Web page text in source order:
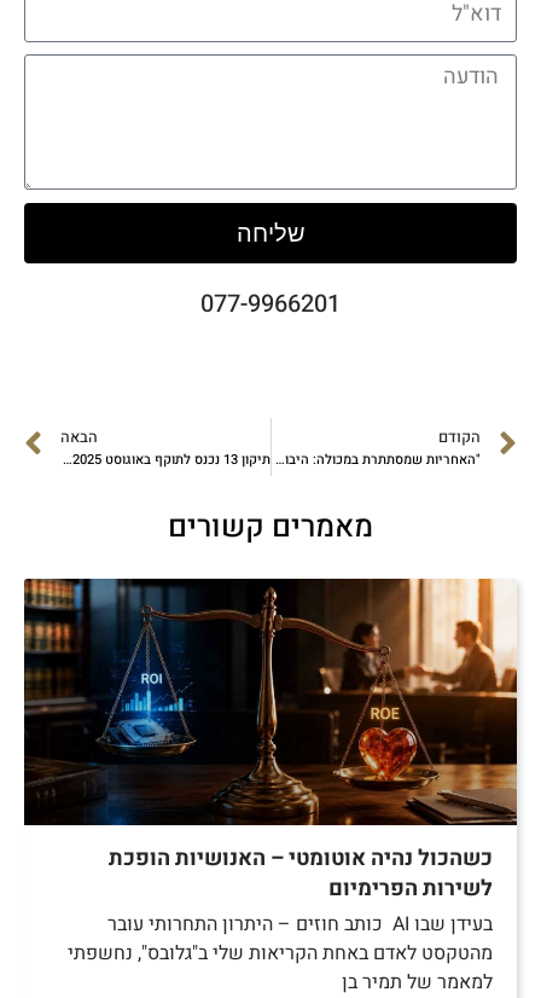
שליחה
077-9966201
הקודם
"האחריות שמסתתרת במכולה: היבואנים תחת עין החוק"
הבאה
תיקון 13 נכנס לתוקף באוגוסט 2025 – האם האתר שלכם מוכן?
מאמרים קשורים
כשהכול נהיה אוטומטי – האנושיות הופכת
לשירות הפרימיום
בעידן שבו AI כותב חוזים – היתרון התחרותי עובר
מהטקסט לאדם באחת הקריאות שלי ב"גלובס", נחשפתי
למאמר של תמיר בן